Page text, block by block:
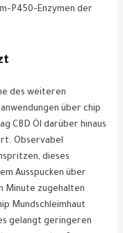
P450-Enzymen der
des weiteren
über chip
CBD Öl darüber hinaus
Observabel
dieses
Ausspucken über
Minute zugehalten
Mundschleimhaut
gelangt geringeren